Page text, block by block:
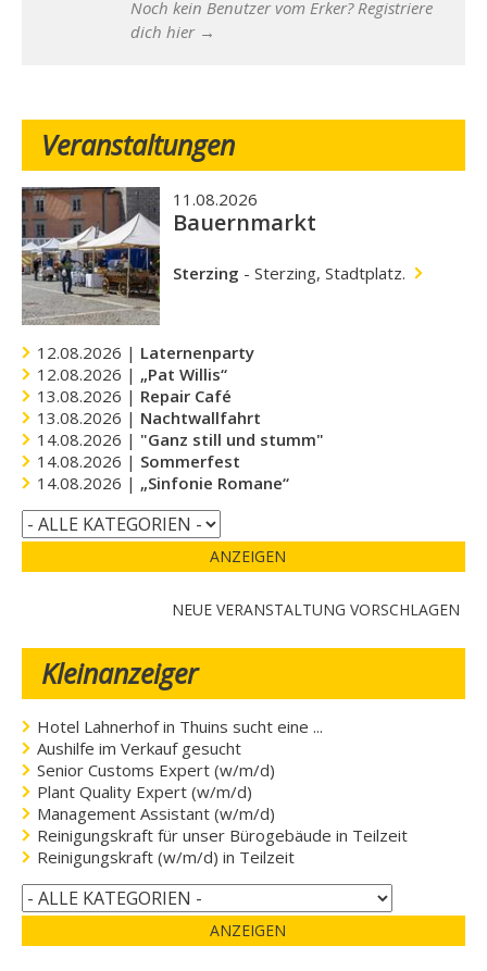
Noch kein Benutzer vom Erker? Registriere
dich hier →
Veranstaltungen
11.08.2026
Bauernmarkt
Sterzing - Sterzing, Stadtplatz.
12.08.2026 | Laternenparty
12.08.2026 | „Pat Willis“
13.08.2026 | Repair Café
13.08.2026 | Nachtwallfahrt
14.08.2026 | "Ganz still und stumm"
14.08.2026 | Sommerfest
14.08.2026 | „Sinfonie Romane“
ANZEIGEN
NEUE VERANSTALTUNG VORSCHLAGEN
Kleinanzeiger
Hotel Lahnerhof in Thuins sucht eine ...
Aushilfe im Verkauf gesucht
Senior Customs Expert (w/m/d)
Plant Quality Expert (w/m/d)
Management Assistant (w/m/d)
Reinigungskraft für unser Bürogebäude in Teilzeit
Reinigungskraft (w/m/d) in Teilzeit
ANZEIGEN